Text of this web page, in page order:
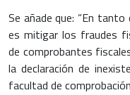
Se añade que: “En
es mitigar los fraudes
de comprobantes
la declaración de
facultad de